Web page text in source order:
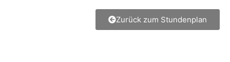
Zurück zum Stundenplan